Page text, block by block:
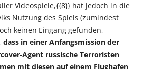
Videospiele,{{8}} hat jedoch in die
Nutzung des Spiels (zumindest
keinen Eingang gefunden,
dass in einer Anfangsmission der
Agent russische Terroristen
mit diesen auf einem Flughafen